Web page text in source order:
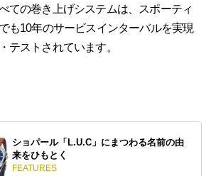
ての巻き上げシステムは、スポーティ
も10年のサービスインターバルを実現
テストされています。
ショパール「L.U.C」にまつわる名前の由
来をひもとく
FEATURES